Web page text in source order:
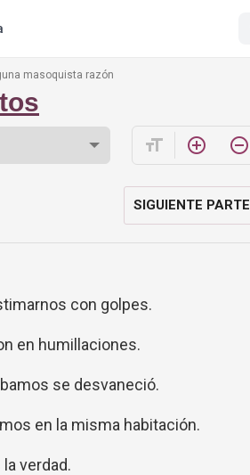
masoquista razón
format_size add_circle_outline remove_circle_outline
SIGUIENTE PARTE
con golpes.
en humillaciones.
se desvaneció.
en la misma habitación.
verdad.